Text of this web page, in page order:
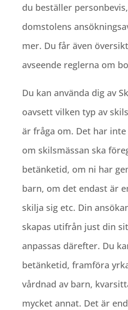
du beställer
domstolens
mer. Du får även
avseende reglerna om
Du kan använda dig av
oavsett vilken typ av
är fråga om. Det har
om skilsmässan ska
betänketid, om ni har
barn, om det endast är
skilja sig etc. Din
skapas utifrån just din
anpassas därefter. Du
betänketid, framföra
vårdnad av barn,
mycket annat. Det är